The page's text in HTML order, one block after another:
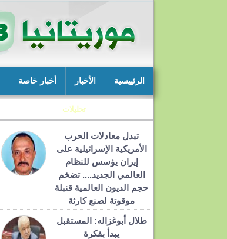
الرئييسية الأخبار أخبار خاصة
تحليلات
تبدل معادلات الحرب
الأمريكية الإسرائيلية على
إيران يؤسس للنظام
العالمي الجديد.... تضخم
حجم الديون العالمية قنبلة
موقوتة لصنع كارثة
طلال أبوغزاله: المستقبل
يبدأ بفكرة